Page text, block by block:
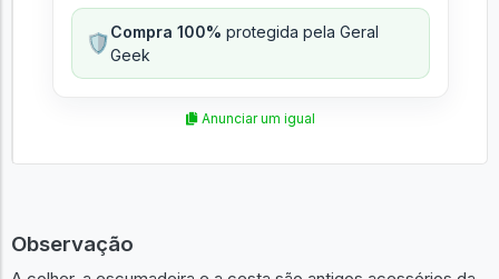
Embalagem segura
Compra 100%